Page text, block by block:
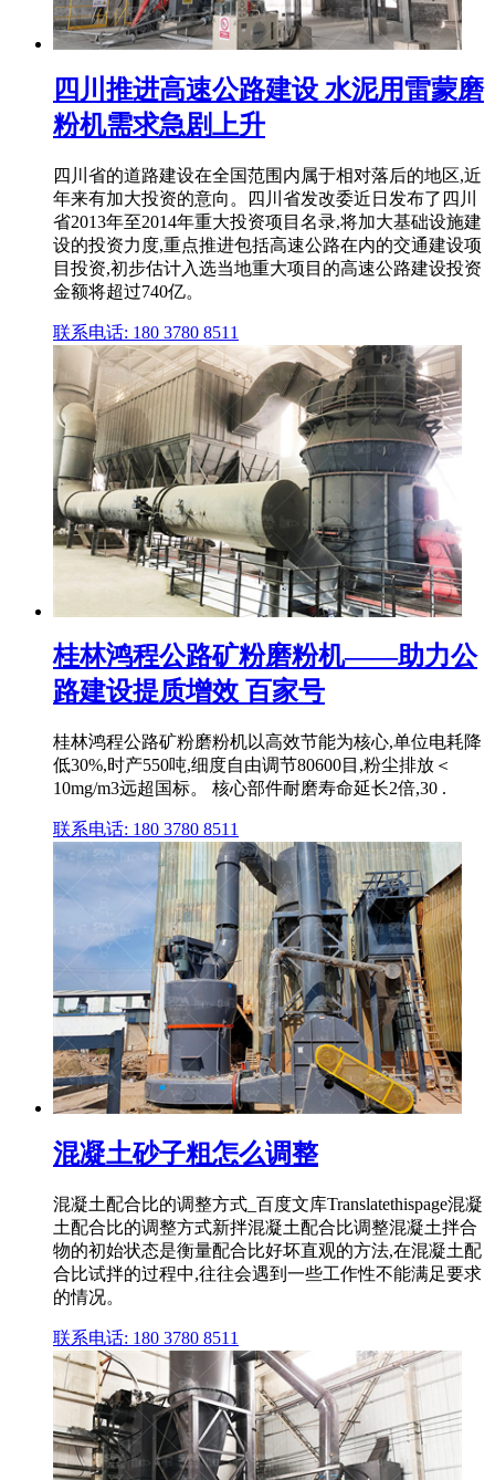
四川推进高速公路建设 水泥用雷蒙磨
粉机需求急剧上升
四川省的道路建设在全国范围内属于相对落后的地区,近
年来有加大投资的意向。四川省发改委近日发布了四川
省2013年至2014年重大投资项目名录,将加大基础设施建
设的投资力度,重点推进包括高速公路在内的交通建设项
目投资,初步估计入选当地重大项目的高速公路建设投资
金额将超过740亿。
联系电话: 180 3780 8511
桂林鸿程公路矿粉磨粉机——助力公
路建设提质增效 百家号
桂林鸿程公路矿粉磨粉机以高效节能为核心,单位电耗降
低30%,时产550吨,细度自由调节80600目,粉尘排放＜
10mg/m3远超国标。 核心部件耐磨寿命延长2倍,30 .
联系电话: 180 3780 8511
混凝土砂子粗怎么调整
混凝土配合比的调整方式_百度文库Translatethispage混凝
土配合比的调整方式新拌混凝土配合比调整混凝土拌合
物的初始状态是衡量配合比好坏直观的方法,在混凝土配
合比试拌的过程中,往往会遇到一些工作性不能满足要求
的情况。
联系电话: 180 3780 8511